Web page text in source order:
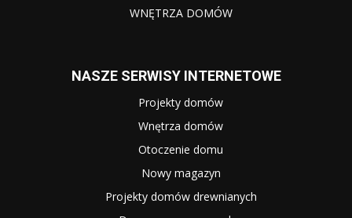
WNĘTRZA DOMÓW
NASZE SERWISY INTERNETOWE
Projekty domów
Wnętrza domów
Otoczenie domu
Nowy magazyn
Projekty domów drewnianych